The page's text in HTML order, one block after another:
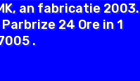
an fabricatie 2003.
24 Ore in 1
.